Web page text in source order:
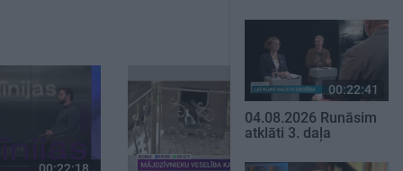
00:22:41
04.08.2026 Runāsim
atklāti 3. daļa